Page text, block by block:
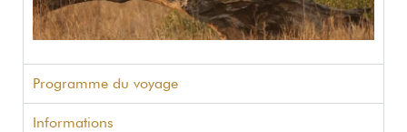
Programme du voyage
Informations